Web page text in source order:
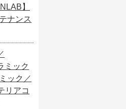
】
ナンス
ミック
ック／
リアコ